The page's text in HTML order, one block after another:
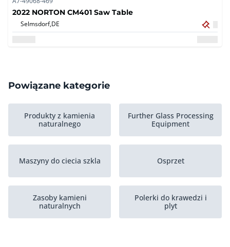
2022 NORTON CM401 Saw Table
Selmsdorf,DE
Powiązane kategorie
Produkty z kamienia
naturalnego
Further Glass Processing
Equipment
Maszyny do ciecia szkla Osprzet
Zasoby kamieni
naturalnych
Polerki do krawedzi i
plyt